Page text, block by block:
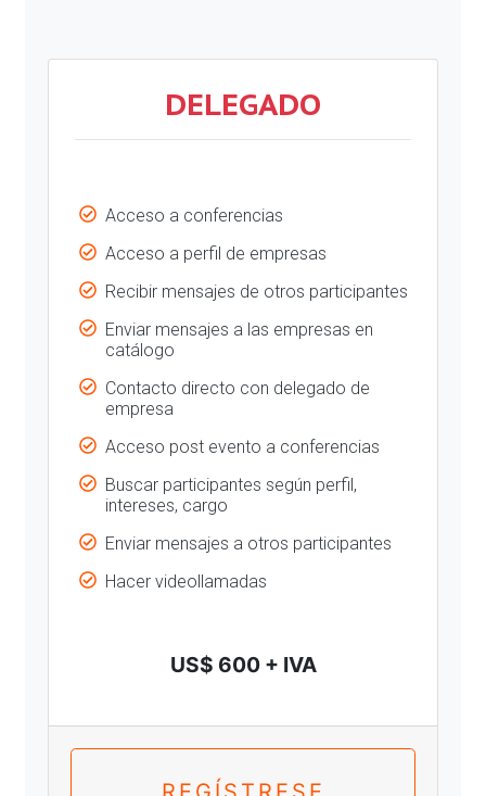
DELEGADO
Acceso a conferencias
Acceso a perfil de empresas
Recibir mensajes de otros participantes
Enviar mensajes a las empresas en
catálogo
Contacto directo con delegado de
empresa
Acceso post evento a conferencias
Buscar participantes según perfil,
intereses, cargo
Enviar mensajes a otros participantes
Hacer videollamadas
US$ 600 + IVA